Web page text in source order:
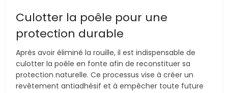
Culotter la poêle pour une
protection durable
Après avoir éliminé la rouille, il est indispensable de
culotter la poêle en fonte afin de reconstituer sa
protection naturelle. Ce processus vise à créer un
revêtement antiadhésif et à empêcher toute future